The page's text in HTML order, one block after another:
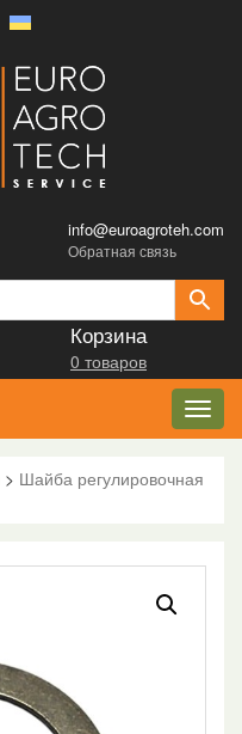
info@euroagroteh.com
Обратная связь
Корзина
0 товаров
> Шайба регулировочная